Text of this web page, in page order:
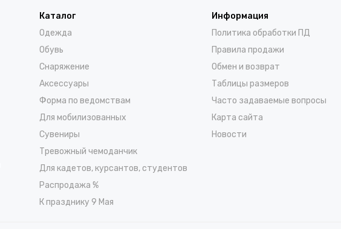
Каталог
Одежда
Обувь
Снаряжение
Аксессуары
Форма по ведомствам
Для мобилизованных
Сувениры
Тревожный чемоданчик
Для кадетов, курсантов, студентов
Распродажа %
К празднику 9 Мая
Информация
Политика обработки ПД
Правила продажи
Обмен и возврат
Таблицы размеров
Часто задаваемые вопросы
Карта сайта
Новости